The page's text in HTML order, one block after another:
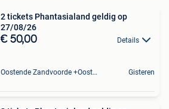
2 tickets Phantasialand geldig op
27/08/26
€ 50,00 Details
Oostende Zandvoorde +Oostende Gisteren